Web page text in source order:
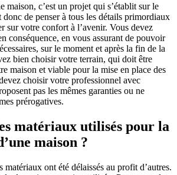
maison, c’est un projet qui s’établit sur le
de penser à tous les détails primordiaux
sur votre confort à l’avenir. Vous devez
conséquence, en vous assurant de pouvoir
sur le moment et après la fin de la
bien choisir votre terrain, qui doit être
maison et viable pour la mise en place des
choisir votre professionnel avec
pas les mêmes garanties ou ne
prérogatives.
matériaux utilisés pour la
maison ?
matériaux ont été délaissés au profit d’autres.